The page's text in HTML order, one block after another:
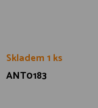
Skladem 1 ks
ANT0183